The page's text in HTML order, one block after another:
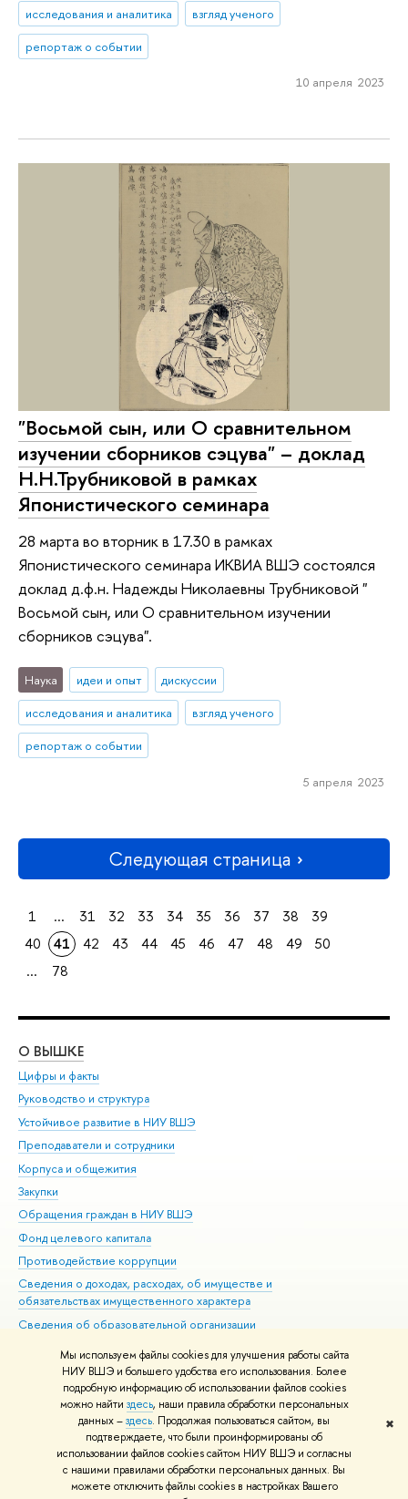
Мы используем файлы cookies для улучшения работы сайта
НИУ ВШЭ и большего удобства его использования. Более
подробную информацию об использовании файлов cookies
можно найти здесь, наши правила обработки персональных
данных –здесь. Продолжая пользоваться сайтом, вы
подтверждаете, что были проинформированы об
использовании файлов cookies сайтом НИУ ВШЭ и согласны
с нашими правилами обработки персональных данных. Вы
можете отключить файлы cookies в настройках Вашего
✖
исследования и аналитика
взгляд ученого
репортаж о событии
10 апреля 2023
"Восьмой сын, или О сравнительном
изучении сборников сэцува" – доклад
Н.Н.Трубниковой в рамках
Японистического семинара
28 марта во вторник в 17.30 в рамках
Японистического семинара ИКВИА ВШЭ состоялся
доклад д.ф.н. Надежды Николаевны Трубниковой "
Восьмой сын, или О сравнительном изучении
сборников сэцува".
Наука идеи и опыт
дискуссии
исследования и аналитика
взгляд ученого
репортаж о событии
5 апреля 2023
Следующая страница
1 ... 31 32 33 34 35 36 37 38
39
40
41 42 43 44 45 46 47 48 49
50
...
78
О ВЫШКЕ
Цифры и факты
Руководство и структура
Устойчивое развитие в НИУ ВШЭ
Преподаватели и сотрудники
Корпуса и общежития
Закупки
Обращения граждан в НИУ ВШЭ
Фонд целевого капитала
Противодействие коррупции
Сведения о доходах, расходах, об имуществе и
обязательствах имущественного характера
Сведения об образовательной организации
Людям с ограниченными возможностями здоровья
Единая платежная страница
Работа в Вышке
© НИУ ВШЭ 1993–2026 Адреса и контакты Условия использования
материалов Политика конфиденциальности Карта сайта
Шрифты HSE Sans и HSE Slab разработаны вШколе дизайна НИУ ВШЭ